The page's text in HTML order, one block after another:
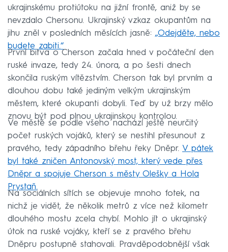
ukrajinskému protiútoku na jižní frontě, aniž by se
nevzdalo Chersonu. Ukrajinský vzkaz okupantům na
jihu zněl v posledních měsících jasně: „Odejděte, nebo
budete zabiti.“
První bitva o Cherson začala hned v počáteční den
ruské invaze, tedy 24. února, a po šesti dnech
skončila ruským vítězstvím. Cherson tak byl prvním a
dlouhou dobu také jediným velkým ukrajinským
městem, které okupanti dobyli. Teď by už brzy mělo
znovu být pod plnou ukrajinskou kontrolou.
Ve městě se podle všeho nachází ještě neurčitý
počet ruských vojáků, který se nestihl přesunout z
pravého, tedy západního břehu řeky Dněpr. V pátek
byl také zničen Antonovský most, který vede přes
Dněpr a spojuje Cherson s městy Olešky a Hola
Prystaň.
Na sociálních sítích se objevuje mnoho fotek, na
nichž je vidět, že několik metrů z více než kilometr
dlouhého mostu zcela chybí. Mohlo jít o ukrajinský
útok na ruské vojáky, kteří se z pravého břehu
Dněpru postupně stahovali. Pravděpodobnější však